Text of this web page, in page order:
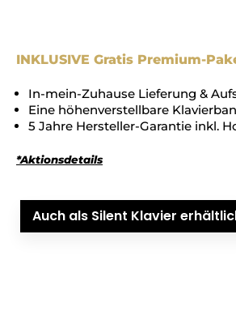
INKLUSIVE Gratis Premium-
In-mein-Zuhause Lieferung &
Eine höhenverstellbare
5 Jahre Hersteller-Garantie inkl.
*Aktionsdetails
Auch als Silent Klavier